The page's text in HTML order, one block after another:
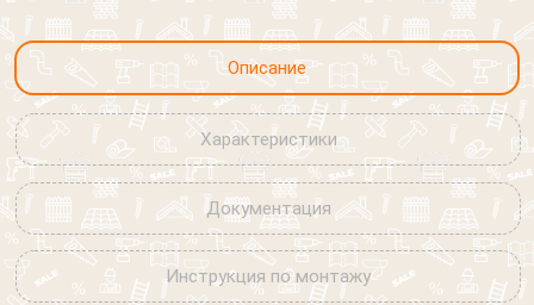
Описание
Характеристики
Документация
Инструкция по монтажу